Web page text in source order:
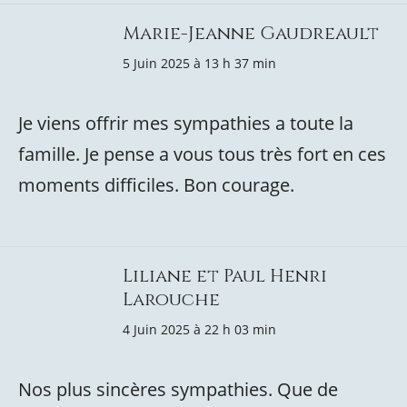
Marie-Jeanne Gaudreault
5 Juin 2025 à 13 h 37 min
Je viens offrir mes sympathies a toute la
famille. Je pense a vous tous très fort en ces
moments difficiles. Bon courage.
Liliane et Paul Henri
Larouche
4 Juin 2025 à 22 h 03 min
Nos plus sincères sympathies. Que de